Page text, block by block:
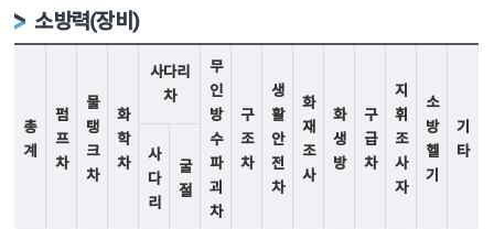
소방력(장비)
총
계
펌
프
차
물
탱
크
차
화
학
차
사다리
차
무
인
방
수
파
괴
차
구
조
차
생
활
안
전
차
화
재
조
사
화
생
방
구
급
차
지
휘
조
사
자
소
방
헬
기
기
타
사
다
리
굴
절